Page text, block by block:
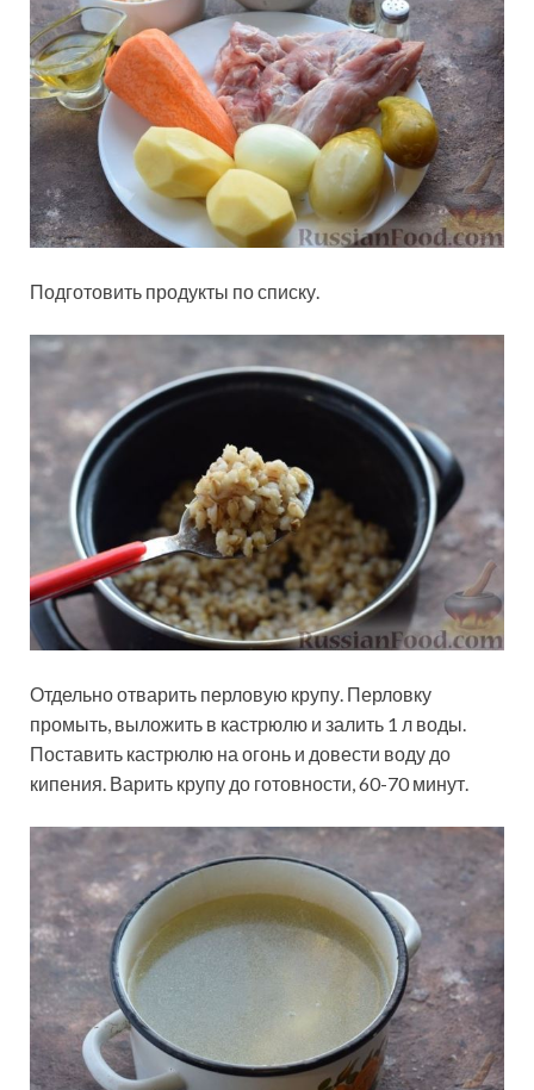
Подготовить продукты по списку.
Отдельно отварить перловую крупу. Перловку
промыть, выложить в кастрюлю и залить 1 л воды.
Поставить кастрюлю на огонь и довести воду до
кипения. Варить крупу до готовности, 60-70 минут.